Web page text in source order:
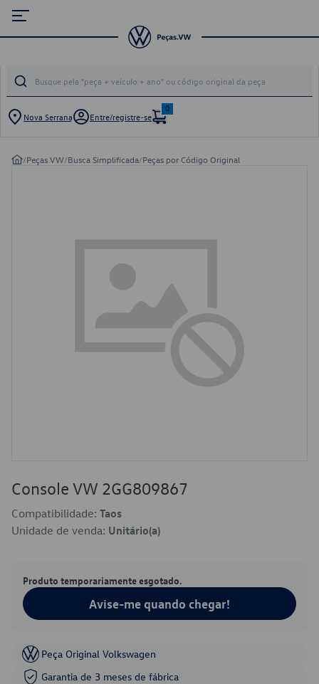
Nova Serrana Entre/registre-se
0
/Peças VW/Busca Simplificada/Peças por Código Original
Console VW 2GG809867
Compatibilidade: Taos
Unidade de venda: Unitário(a)
Produto temporariamente esgotado.
Avise-me quando chegar!
Peça Original Volkswagen
Garantia de 3 meses de fábrica